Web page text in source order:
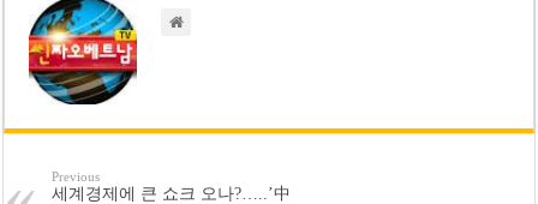
Previous
세계경제에 큰 쇼크 오나?…..’中